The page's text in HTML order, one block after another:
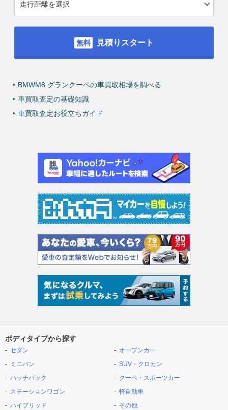
見積りスタート
BMWM8 グランクーペの車買取相場を調べる
車買取査定の基礎知識
車買取査定お役立ちガイド
ボディタイプから探す
セダン
ミニバン
ハッチバック
ステーションワゴン
ハイブリッド
オープンカー
SUV・クロカン
クーペ・スポーツカー
軽自動車
その他